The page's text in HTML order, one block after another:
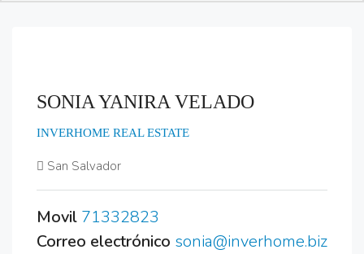
SONIA YANIRA VELADO
INVERHOME REAL ESTATE
San Salvador
Movil 71332823
Correo electrónico sonia@inverhome.biz